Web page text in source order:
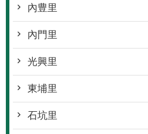
內豊里
內門里
光興里
東埔里
石坑里